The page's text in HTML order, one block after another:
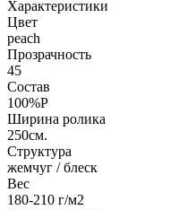
Характеристики
Цвет
peach
Прозрачность
45
Состав
100%P
Ширина ролика
250см.
Структура
жемчуг / блеск
Вес
180-210 г/м2